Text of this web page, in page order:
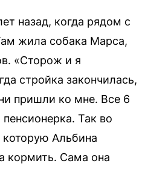
назад, когда рядом с
жила собака Марса,
«Сторож и я
стройка закончилась,
пришли ко мне. Все 6
Так во
которую Альбина
кормить. Сама она